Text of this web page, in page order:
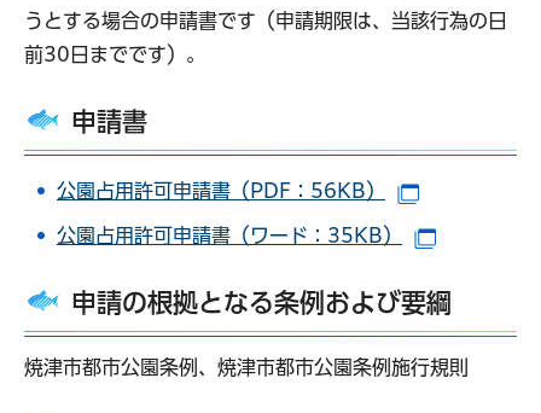
うとする場合の申請書です（申請期限は、当該行為の日
前30日までです）。
申請書
公園占用許可申請書（PDF：56KB）
公園占用許可申請書（ワード：35KB）
申請の根拠となる条例および要綱
焼津市都市公園条例、焼津市都市公園条例施行規則